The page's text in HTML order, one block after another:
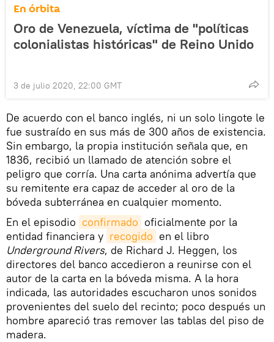
En órbita
Oro de Venezuela, víctima de "políticas
colonialistas históricas" de Reino Unido
3 de julio 2020, 22:00 GMT
De acuerdo con el banco inglés, ni un solo lingote le
fue sustraído en sus más de 300 años de existencia.
Sin embargo, la propia institución señala que, en
1836, recibió un llamado de atención sobre el
peligro que corría. Una carta anónima advertía que
su remitente era capaz de acceder al oro de la
bóveda subterránea en cualquier momento.
En el episodio confirmado oficialmente por la
entidad financiera y recogido en el libro
Underground Rivers, de Richard J. Heggen, los
directores del banco accedieron a reunirse con el
autor de la carta en la bóveda misma. A la hora
indicada, las autoridades escucharon unos sonidos
provenientes del suelo del recinto; poco después un
hombre apareció tras remover las tablas del piso de
madera.